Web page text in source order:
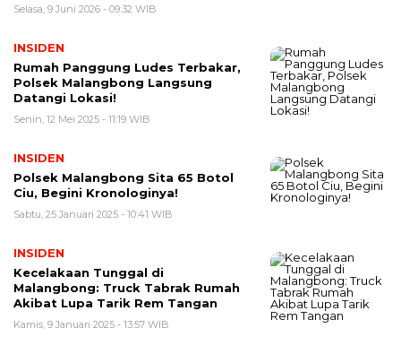
Selasa, 9 Juni 2026 - 09:32 WIB
INSIDEN
Rumah Panggung Ludes Terbakar,
Polsek Malangbong Langsung
Datangi Lokasi!
Senin, 12 Mei 2025 - 11:19 WIB
INSIDEN
Polsek Malangbong Sita 65 Botol
Ciu, Begini Kronologinya!
Sabtu, 25 Januari 2025 - 10:41 WIB
INSIDEN
Kecelakaan Tunggal di
Malangbong: Truck Tabrak Rumah
Akibat Lupa Tarik Rem Tangan
Kamis, 9 Januari 2025 - 13:57 WIB